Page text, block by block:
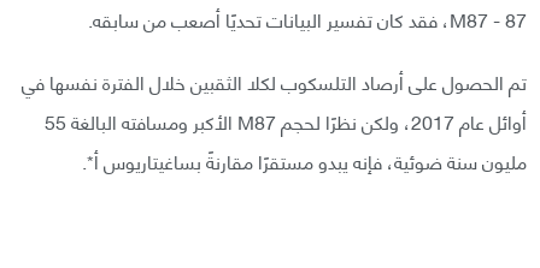
87 - M87، فقد كان تفسير البيانات تحديًا أصعب من سابقه.
تم الحصول على أرصاد التلسكوب لكلا الثقبين خلال الفترة نفسها في
أوائل عام 2017، ولكن نظرًا لحجم M87 الأكبر ومسافته البالغة 55
مليون سنة ضوئية، فإنه يبدو مستقرًا مقارنةً بساغيتاريوس أ*.